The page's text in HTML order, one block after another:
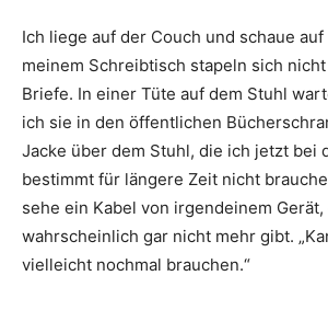
Ich liege auf der Couch und schaue
meinem Schreibtisch stapeln sich
Briefe. In einer Tüte auf dem Stuhl
ich sie in den öffentlichen
Jacke über dem Stuhl, die ich jetzt bei
bestimmt für längere Zeit nicht
sehe ein Kabel von irgendeinem Gerät,
wahrscheinlich gar nicht mehr gibt.
vielleicht nochmal brauchen.“